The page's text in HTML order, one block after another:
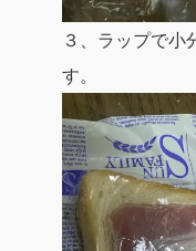
３、ラップで小
す。